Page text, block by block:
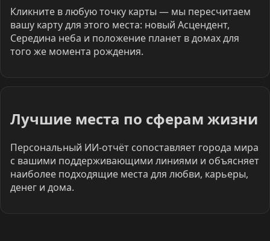
Кликните в любую точку карты — мы пересчитаем
вашу карту для этого места: новый Асцендент,
Середина неба и положение планет в домах для
того же момента рождения.
Лучшие места по сферам жизни
Персональный ИИ-отчёт сопоставляет города мира
с вашими поддерживающими линиями и объясняет
наиболее подходящие места для любви, карьеры,
денег и дома.